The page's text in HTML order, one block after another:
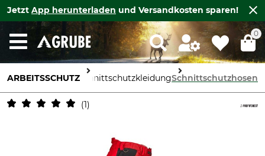
Jetzt App herunterladen und Versandkosten sparen!
0
ARBEITSSCHUTZ
KörperschutzSchnittschutzkleidungSchnittschutzhosen
1